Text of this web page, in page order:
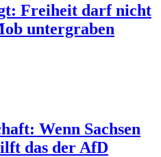
Freiheit darf nicht
untergraben
Wenn Sachsen
das der AfD